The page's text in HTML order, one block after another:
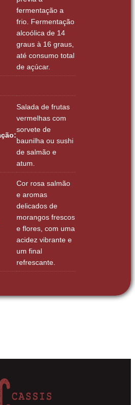
fermentação a
frio. Fermentação
alcoólica de 14
graus à 16 graus,
até consumo total
de açúcar.
Salada de frutas
vermelhas com
sorvete de
baunilha ou sushi
de salmão e
atum.
Cor rosa salmão
e aromas
delicados de
morangos frescos
e flores, com uma
acidez vibrante e
um final
refrescante.